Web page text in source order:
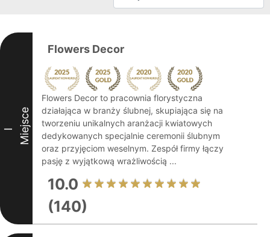
I Miejsce
Flowers Decor
Flowers Decor to pracownia florystyczna
działająca w branży ślubnej, skupiająca się na
tworzeniu unikalnych aranżacji kwiatowych
dedykowanych specjalnie ceremonii ślubnym
oraz przyjęciom weselnym. Zespół firmy łączy
pasję z wyjątkową wrażliwością ...
10.0
(140)